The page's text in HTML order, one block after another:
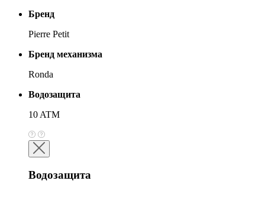
Бренд
Pierre Petit
Бренд механизма
Ronda
Водозащита
10 ATM
Водозащита